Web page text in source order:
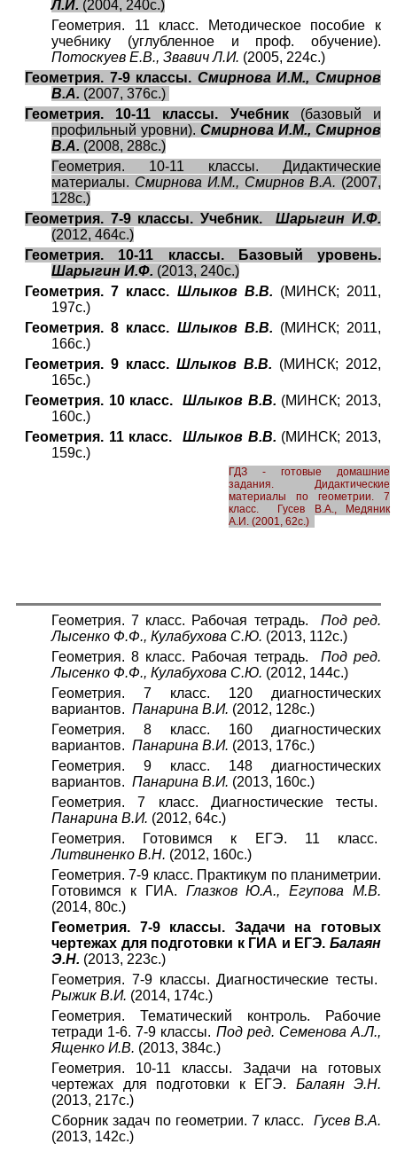
Л.И. (2004, 240с.)
Геометрия. 11 класс. Методическое пособие к
учебнику (углубленное и проф. обучение).
Потоскуев Е.В., Звавич Л.И. (2005, 224с.)
Геометрия. 7-9 классы. Смирнова И.М., Смирнов
В.А. (2007, 376с.)
Геометрия. 10-11 классы. Учебник(базовый и
профильный уровни). Смирнова И.М., Смирнов
В.А. (2008, 288с.)
Геометрия. 10-11 классы. Дидактические
материалы. Смирнова И.М., Смирнов В.А. (2007,
128с.)
Геометрия. 7-9 классы. Учебник.Шарыгин И.Ф.
(2012, 464с.)
Геометрия. 10-11 классы. Базовый уровень.
Шарыгин И.Ф. (2013, 240с.)
Геометрия. 7 класс. Шлыков В.В. (МИНСК; 2011,
197с.)
Геометрия. 8 класс. Шлыков В.В. (МИНСК; 2011,
166с.)
Геометрия. 9 класс. Шлыков В.В. (МИНСК; 2012,
165с.)
Геометрия. 10 класс.Шлыков В.В. (МИНСК; 2013,
160с.)
Геометрия. 11 класс. Шлыков В.В. (МИНСК; 2013,
159с.)
ГДЗ - готовые домашние
задания. Дидактические
материалы по геометрии. 7
класс. Гусев В.А., Медяник
А.И. (2001, 62с.)
Геометрия. 7 класс. Рабочая тетрадь. Под ред.
Лысенко Ф.Ф., Кулабухова С.Ю. (2013, 112с.)
Геометрия. 8 класс. Рабочая тетрадь. Под ред.
Лысенко Ф.Ф., Кулабухова С.Ю. (2012, 144с.)
Геометрия. 7 класс. 120 диагностических
вариантов. Панарина В.И. (2012, 128с.)
Геометрия. 8 класс. 160 диагностических
вариантов. Панарина В.И. (2013, 176с.)
Геометрия. 9 класс. 148 диагностических
вариантов. Панарина В.И. (2013, 160с.)
Геометрия. 7 класс. Диагностические тесты.
Панарина В.И. (2012, 64с.)
Геометрия. Готовимся к ЕГЭ. 11 класс.
Литвиненко В.Н. (2012, 160с.)
Геометрия. 7-9 класс. Практикум по планиметрии.
Готовимся к ГИА. Глазков Ю.А., Егупова М.В.
(2014, 80с.)
Геометрия. 7-9 классы. Задачи на готовых
чертежах для подготовки к ГИА и ЕГЭ. Балаян
Э.Н. (2013, 223с.)
Геометрия. 7-9 классы. Диагностические тесты.
Рыжик В.И. (2014, 174с.)
Геометрия. Тематический контроль. Рабочие
тетради 1-6. 7-9 классы. Под ред. Семенова А.Л.,
Ященко И.В. (2013, 384с.)
Геометрия. 10-11 классы. Задачи на готовых
чертежах для подготовки к ЕГЭ. Балаян Э.Н.
(2013, 217с.)
Сборник задач по геометрии. 7 класс. Гусев В.А.
(2013, 142с.)